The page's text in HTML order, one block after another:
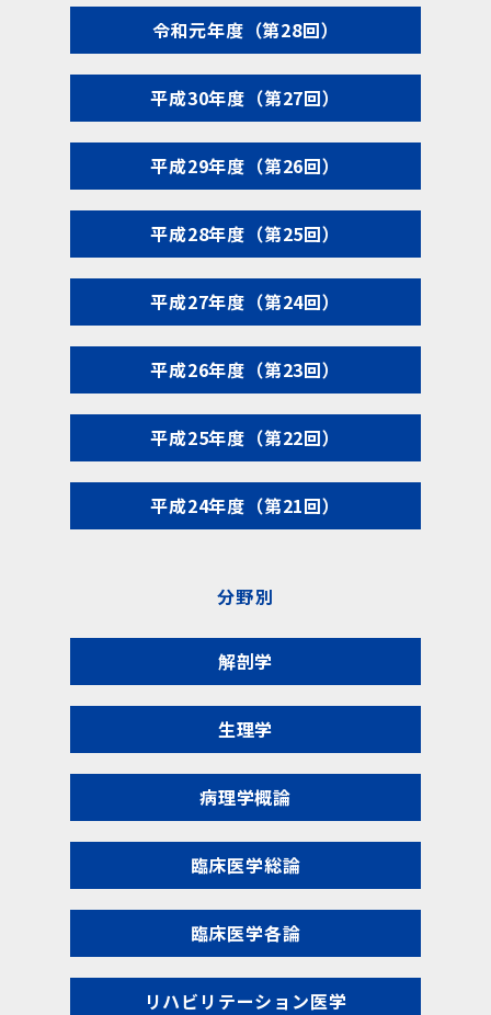
令和元年度（第28回）
平成30年度（第27回）
平成29年度（第26回）
平成28年度（第25回）
平成27年度（第24回）
平成26年度（第23回）
平成25年度（第22回）
平成24年度（第21回）
分野別
解剖学
生理学
病理学概論
臨床医学総論
臨床医学各論
リハビリテーション医学